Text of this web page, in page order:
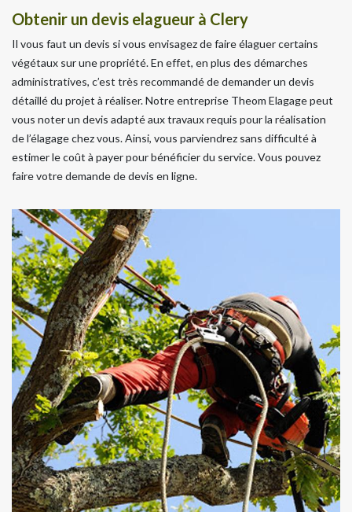
Obtenir un devis elagueur à Clery
Il vous faut un devis si vous envisagez de faire élaguer certains
végétaux sur une propriété. En effet, en plus des démarches
administratives, c’est très recommandé de demander un devis
détaillé du projet à réaliser. Notre entreprise Theom Elagage peut
vous noter un devis adapté aux travaux requis pour la réalisation
de l’élagage chez vous. Ainsi, vous parviendrez sans difficulté à
estimer le coût à payer pour bénéficier du service. Vous pouvez
faire votre demande de devis en ligne.